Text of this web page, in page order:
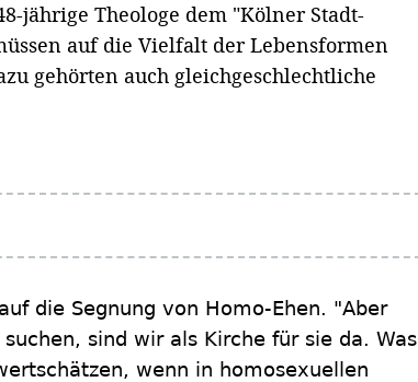
jährige Theologe dem "Kölner Stadt-
auf die Vielfalt der Lebensformen
gehörten auch gleichgeschlechtliche
die Segnung von Homo-Ehen. "Aber
sind wir als Kirche für sie da. Was
wenn in homosexuellen